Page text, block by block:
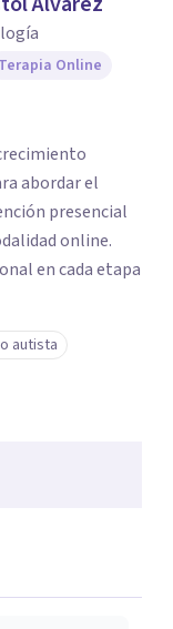
Terapia Online
abordar el
presencial
online.
en cada etapa
autista